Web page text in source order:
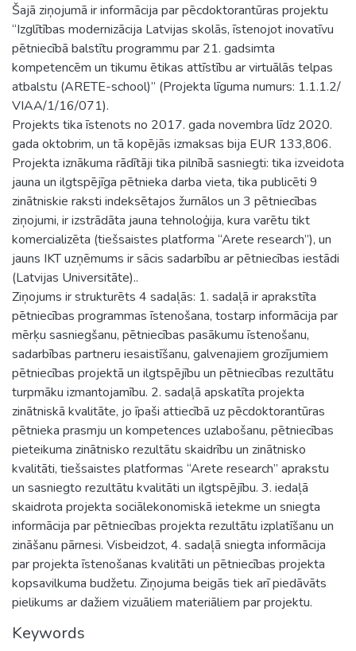
Šajā ziņojumā ir informācija par pēcdoktorantūras projektu
“Izglītības modernizācija Latvijas skolās, īstenojot inovatīvu
pētniecībā balstītu programmu par 21. gadsimta
kompetencēm un tikumu ētikas attīstību ar virtuālās telpas
atbalstu (ARETE-school)” (Projekta līguma numurs: 1.1.1.2/
VIAA/1/16/071).
Projekts tika īstenots no 2017. gada novembra līdz 2020.
gada oktobrim, un tā kopējās izmaksas bija EUR 133,806.
Projekta iznākuma rādītāji tika pilnībā sasniegti: tika izveidota
jauna un ilgtspējīga pētnieka darba vieta, tika publicēti 9
zinātniskie raksti indeksētajos žurnālos un 3 pētniecības
ziņojumi, ir izstrādāta jauna tehnoloģija, kura varētu tikt
komercializēta (tiešsaistes platforma “Arete research”), un
jauns IKT uzņēmums ir sācis sadarbību ar pētniecības iestādi
(Latvijas Universitāte)..
Ziņojums ir strukturēts 4 sadaļās: 1. sadaļā ir aprakstīta
pētniecības programmas īstenošana, tostarp informācija par
mērķu sasniegšanu, pētniecības pasākumu īstenošanu,
sadarbības partneru iesaistīšanu, galvenajiem grozījumiem
pētniecības projektā un ilgtspējību un pētniecības rezultātu
turpmāku izmantojamību. 2. sadaļā apskatīta projekta
zinātniskā kvalitāte, jo īpaši attiecībā uz pēcdoktorantūras
pētnieka prasmju un kompetences uzlabošanu, pētniecības
pieteikuma zinātnisko rezultātu skaidrību un zinātnisko
kvalitāti, tiešsaistes platformas “Arete research” aprakstu
un sasniegto rezultātu kvalitāti un ilgtspējību. 3. iedaļā
skaidrota projekta sociālekonomiskā ietekme un sniegta
informācija par pētniecības projekta rezultātu izplatīšanu un
zināšanu pārnesi. Visbeidzot, 4. sadaļā sniegta informācija
par projekta īstenošanas kvalitāti un pētniecības projekta
kopsavilkuma budžetu. Ziņojuma beigās tiek arī piedāvāts
pielikums ar dažiem vizuāliem materiāliem par projektu.
Keywords